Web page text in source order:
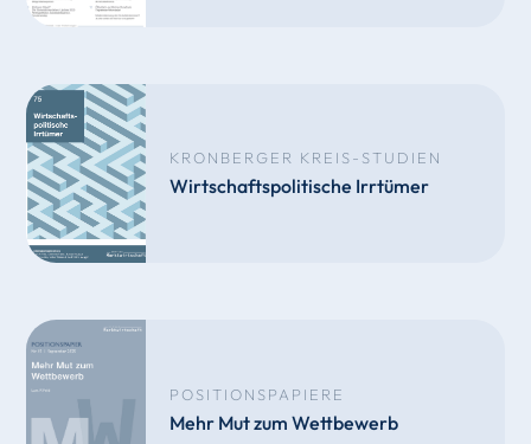
KRONBERGER KREIS-STUDIEN
Wirtschaftspolitische Irrtümer
POSITIONSPAPIERE
Mehr Mut zum Wettbewerb